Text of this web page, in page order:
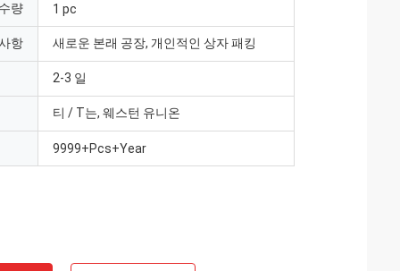
량 1 pc
항 새로운 본래 공장, 개인적인 상자 패킹
2-3 일
티 / T는, 웨스턴 유니온
9999+Pcs+Year